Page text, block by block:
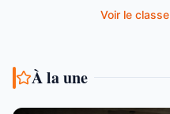
Voir le
À la une